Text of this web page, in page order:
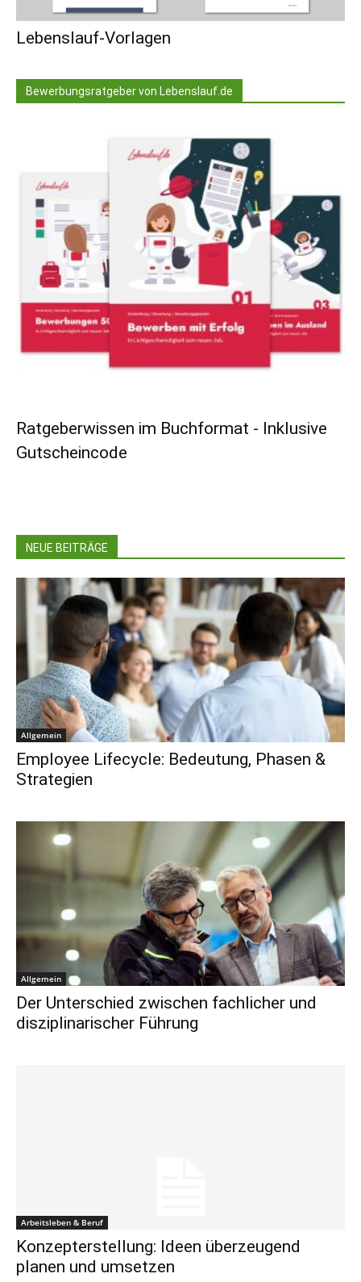
Lebenslauf-Vorlagen
Bewerbungsratgeber von Lebenslauf.de
Ratgeberwissen im Buchformat - Inklusive
Gutscheincode
NEUE BEITRÄGE
Allgemein
Employee Lifecycle: Bedeutung, Phasen &
Strategien
Allgemein
Der Unterschied zwischen fachlicher und
disziplinarischer Führung
Arbeitsleben & Beruf
Konzepterstellung: Ideen überzeugend
planen und umsetzen